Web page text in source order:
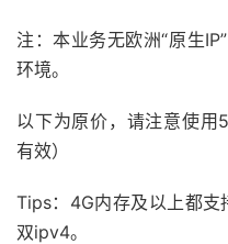
注：本业务无欧洲“原生
环境。
以下为原价，请注意使用5
有效）
Tips：4G内存及以上都
双ipv4。